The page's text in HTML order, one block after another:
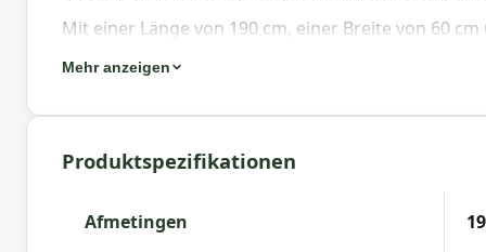
Mit einer Länge von 190 cm, einer Breite von 60
Liegeposition. Der recycelte Stoff ist
Stelle.
Eigenschaften Madison Liegenauflage
DasLiegenauflage
hat eine Größe von ca. 190x60
Mischung aus Komfort und Festigkeit, sodass Sie
Mehr anzeigen
Produktspezifikationen
Afmetingen